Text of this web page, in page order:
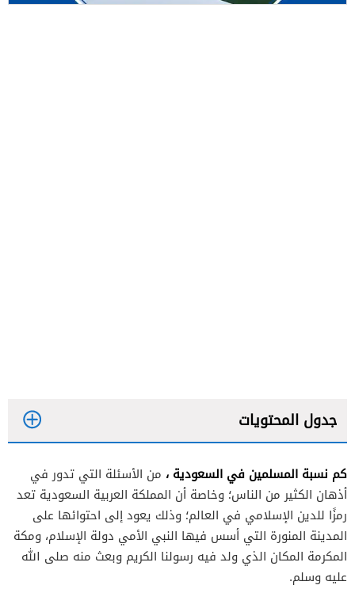
جدول المحتويات
كم نسبة المسلمين في السعودية ، من الأسئلة التي تدور في
أذهان الكثير من الناس؛ وخاصة أن المملكة العربية السعودية تعد
رمزًا للدين الإسلامي في العالم؛ وذلك يعود إلى احتوائها على
المدينة المنورة التي أسس فيها النبي الأمي دولة الإسلام، ومكة
المكرمة المكان الذي ولد فيه رسولنا الكريم وبعث منه صلى الله
عليه وسلم.